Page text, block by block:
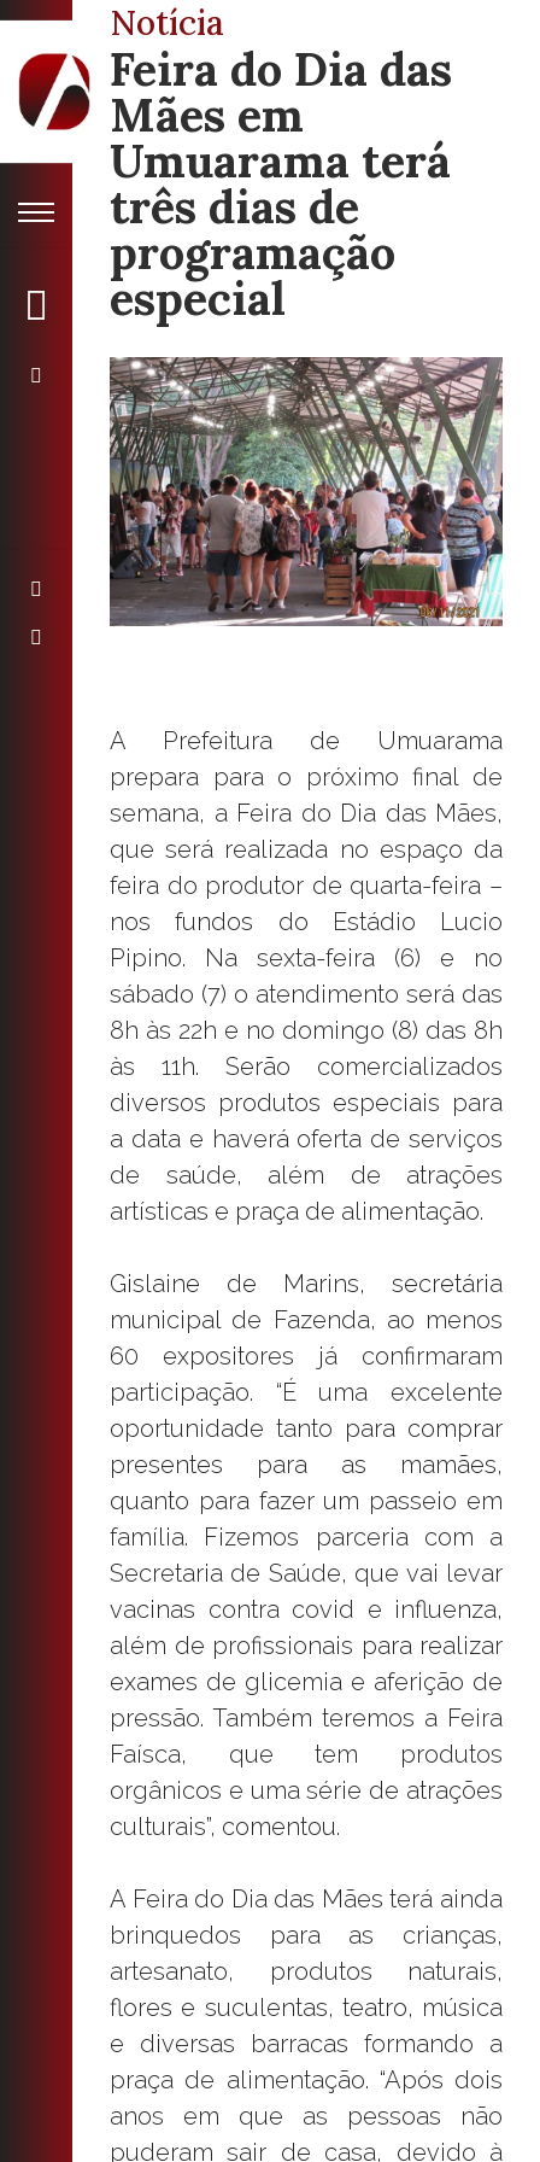
Notícia
Feira do Dia das
Mães em
Umuarama terá
três dias de
programação
especial
A Prefeitura de Umuarama
prepara para o próximo final de
semana, a Feira do Dia das Mães,
que será realizada no espaço da
feira do produtor de quarta-feira –
nos fundos do Estádio Lucio
Pipino. Na sexta-feira (6) e no
sábado (7) o atendimento será das
8h às 22h e no domingo (8) das 8h
às 11h. Serão comercializados
diversos produtos especiais para
a data e haverá oferta de serviços
de saúde, além de atrações
artísticas e praça de alimentação.
Gislaine de Marins, secretária
municipal de Fazenda, ao menos
60 expositores já confirmaram
participação. “É uma excelente
oportunidade tanto para comprar
presentes para as mamães,
quanto para fazer um passeio em
família. Fizemos parceria com a
Secretaria de Saúde, que vai levar
vacinas contra covid e influenza,
além de profissionais para realizar
exames de glicemia e aferição de
pressão. Também teremos a Feira
Faísca, que tem produtos
orgânicos e uma série de atrações
culturais”, comentou.
A Feira do Dia das Mães terá ainda
brinquedos para as crianças,
artesanato, produtos naturais,
flores e suculentas, teatro, música
e diversas barracas formando a
praça de alimentação. “Após dois
anos em que as pessoas não
puderam sair de casa, devido à